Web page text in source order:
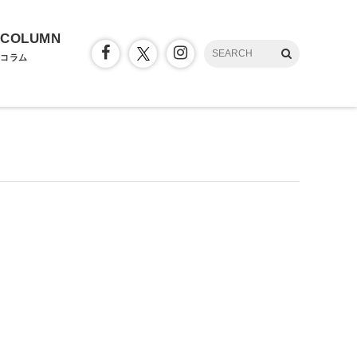
COLUMN
コラム